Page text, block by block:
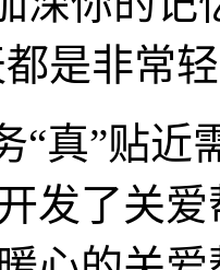
是非常
真”贴近
发了关